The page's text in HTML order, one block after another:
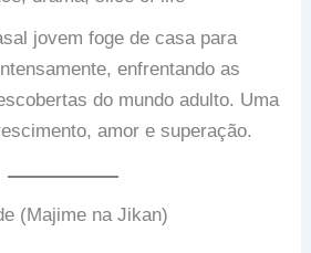
jovem foge de casa para
enfrentando as
do mundo adulto. Uma
amor e superação.
(Majime na Jikan)